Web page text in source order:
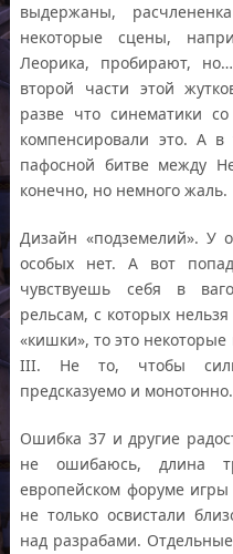
выдержаны,
некоторые сцены,
Леорика, пробирают,
второй части этой
разве что синематики
компенсировали это. А
пафосной битве между
конечно, но немного жаль.
Дизайн «подземелий». У
особых нет. А вот
чувствуешь себя в
рельсам, с которых
«кишки», то это
III. Не то, чтобы
предсказуемо и монотонно.
Ошибка 37 и другие
не ошибаюсь, длина
европейском форуме
не только освистали
над разрабами.